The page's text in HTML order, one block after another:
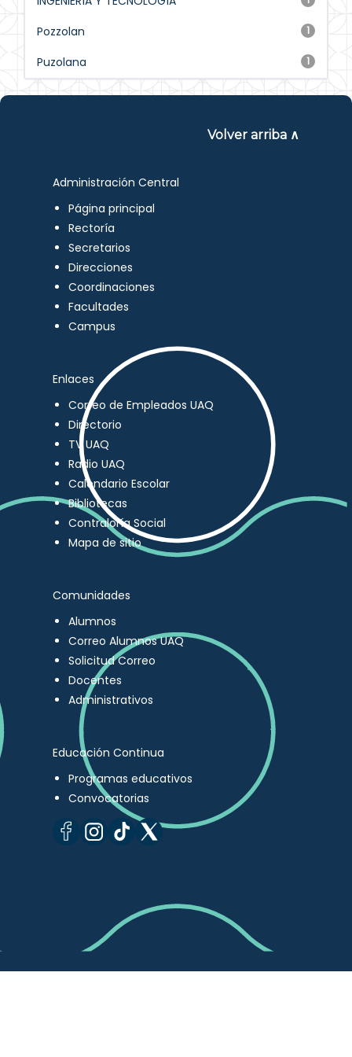
1
Pozzolan
1
Puzolana
Volver arriba ∧
Administración Central
Página principal
Rectoría
Secretarios
Direcciones
Coordinaciones
Facultades
Campus
Enlaces
Correo de Empleados UAQ
Directorio
TV UAQ
Radio UAQ
Calendario Escolar
Bibliotecas
Contraloría Social
Mapa de sitio
Comunidades
Alumnos
Correo Alumnos UAQ
Solicitud Correo
Docentes
Administrativos
Educación Continua
Programas educativos
Convocatorias